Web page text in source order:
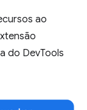
ao
do DevTools